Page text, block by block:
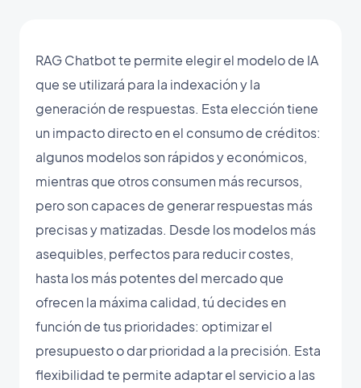
RAG Chatbot te permite elegir el modelo de IA
que se utilizará para la indexación y la
generación de respuestas. Esta elección tiene
un impacto directo en el consumo de créditos:
algunos modelos son rápidos y económicos,
mientras que otros consumen más recursos,
pero son capaces de generar respuestas más
precisas y matizadas. Desde los modelos más
asequibles, perfectos para reducir costes,
hasta los más potentes del mercado que
ofrecen la máxima calidad, tú decides en
función de tus prioridades: optimizar el
presupuesto o dar prioridad a la precisión. Esta
flexibilidad te permite adaptar el servicio a las